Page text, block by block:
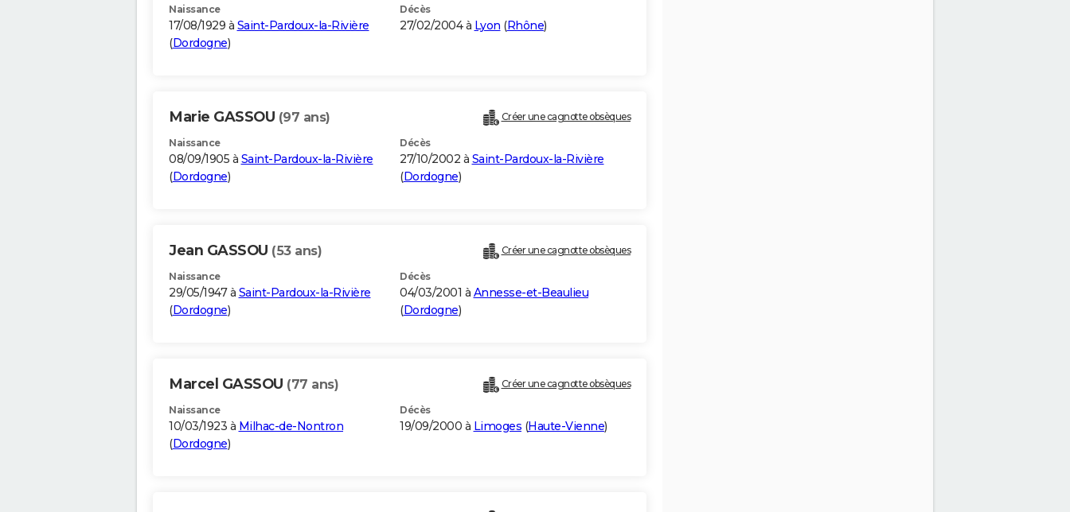
Naissance
17/08/1929 à Saint-Pardoux-la-Rivière
(Dordogne)
Décès
27/02/2004 à Lyon (Rhône)
Marie GASSOU (97 ans) Créer une cagnotte obsèques
Naissance
08/09/1905 à Saint-Pardoux-la-Rivière
(Dordogne)
Décès
27/10/2002 à Saint-Pardoux-la-Rivière
(Dordogne)
Jean GASSOU (53 ans) Créer une cagnotte obsèques
Naissance
29/05/1947 à Saint-Pardoux-la-Rivière
(Dordogne)
Décès
04/03/2001 à Annesse-et-Beaulieu
(Dordogne)
Marcel GASSOU (77 ans) Créer une cagnotte obsèques
Naissance
10/03/1923 à Milhac-de-Nontron
(Dordogne)
Décès
19/09/2000 à Limoges (Haute-Vienne)